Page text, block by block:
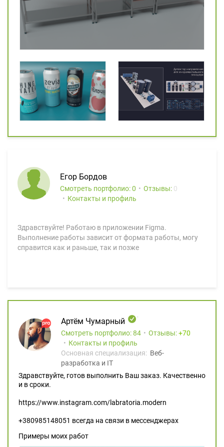
Егор Бордов
Смотреть портфолио: 0 Отзывы: 0
Контакты и профиль
Здравствуйте! Работаю в приложении Figma.
Выполнение работы зависит от формата работы, могу
справится как и раньше, так и позже
Артём Чумарный
Смотреть портфолио: 84 Отзывы:
70
Контакты и профиль
Основная специализация: Веб-
разработка и IT
Здравствуйте, готов выполнить Ваш заказ. Качественно
и в сроки.
https://www.instagram.com/labratoria.modern
+380985148051 всегда на связи в мессенджерах
Примеры моих работ